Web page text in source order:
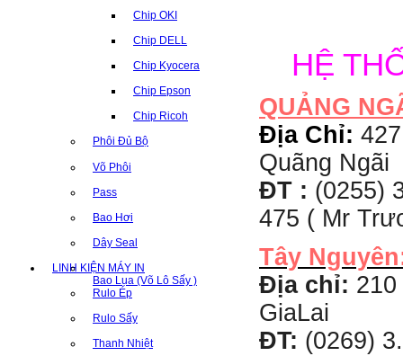
Chip OKI
Chip DELL
Chip Kyocera
Chip Epson
Chip Ricoh
Phôi Đủ Bộ
Võ Phôi
Pass
Bao Hơi
Dây Seal
LINH KIỆN MÁY IN
Bao Lụa (Võ Lô Sấy )
Rulo Ép
Rulo Sấy
Thanh Nhiệt
HỆ
QUẢNG
Địa Chỉ:
Quãng Ngãi
ĐT : (0255)
475 ( Mr
Tây
Địa chỉ:
GiaLai
ĐT: (0269)